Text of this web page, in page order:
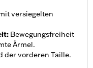
versiegelten
: Bewegungsfreiheit
Ärmel.
der vorderen Taille.